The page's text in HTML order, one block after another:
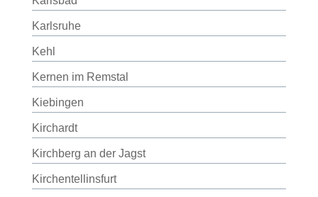
Karlsruhe
Kehl
Kernen im Remstal
Kiebingen
Kirchardt
Kirchberg an der Jagst
Kirchentellinsfurt